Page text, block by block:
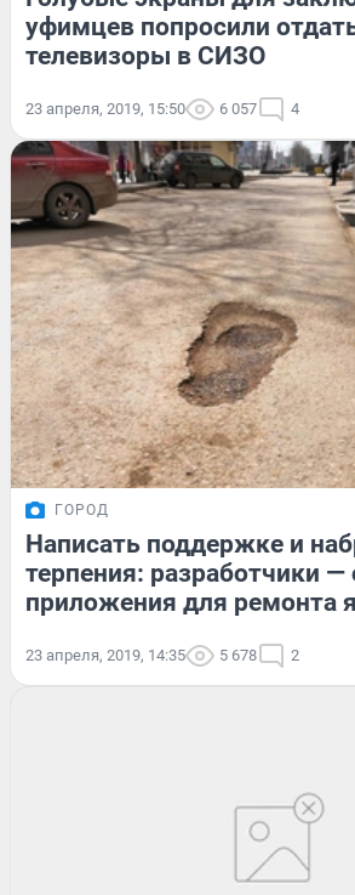
уфимцев попросили
телевизоры в СИЗО
23 апреля, 2019, 15:50 6 057 4
ГОРОД
Написать поддержке и
терпения: разработчики
приложения для ремонта
23 апреля, 2019, 14:35 5 678 2